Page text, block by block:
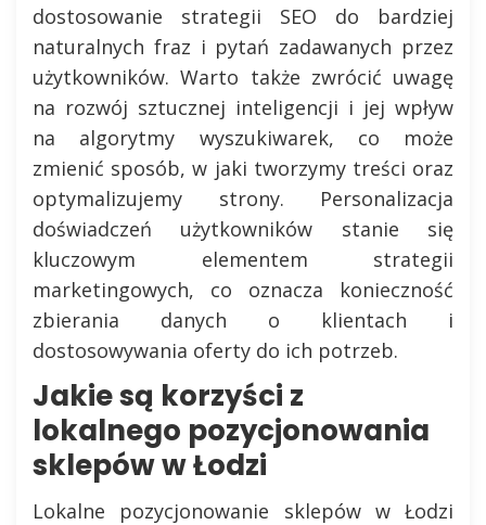
dostosowanie strategii SEO do bardziej
naturalnych fraz i pytań zadawanych przez
użytkowników. Warto także zwrócić uwagę
na rozwój sztucznej inteligencji i jej wpływ
na algorytmy wyszukiwarek, co może
zmienić sposób, w jaki tworzymy treści oraz
optymalizujemy strony. Personalizacja
doświadczeń użytkowników stanie się
kluczowym elementem strategii
marketingowych, co oznacza konieczność
zbierania danych o klientach i
dostosowywania oferty do ich potrzeb.
Jakie są korzyści z
lokalnego pozycjonowania
sklepów w Łodzi
Lokalne pozycjonowanie sklepów w Łodzi